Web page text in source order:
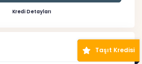
Kredi Detayları
Taşıt Kredisi